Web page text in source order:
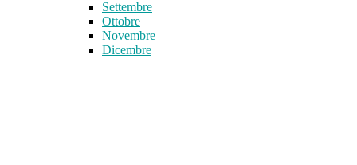
Settembre
Ottobre
Novembre
Dicembre